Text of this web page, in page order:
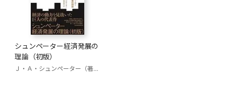
シュンペーター経済発展の
理論（初版）
Ｊ・Ａ・シュンペーター（著）